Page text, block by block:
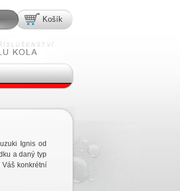
Ignis od
a daný typ
konkrétní
Košík